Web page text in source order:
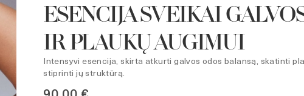
ESENCIJA SVEIKAI
IR PLAUKŲ AUGIMUI
Intensyvi esencija, skirta atkurti galvos odos balansą, skatinti
stiprinti jų struktūrą.